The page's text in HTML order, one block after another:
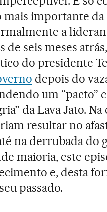
mais importante da
a
de seis meses
do presidente
depois do
um “pacto”
da Lava Jato.
resultar no
na derrubada do
maioria, este
e, desta
passado.